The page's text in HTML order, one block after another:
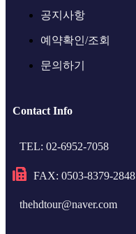
공지사항
예약확인/조회
문의하기
Contact Info
TEL: 02-6952-7058
FAX: 0503-8379-2848
thehdtour@naver.com